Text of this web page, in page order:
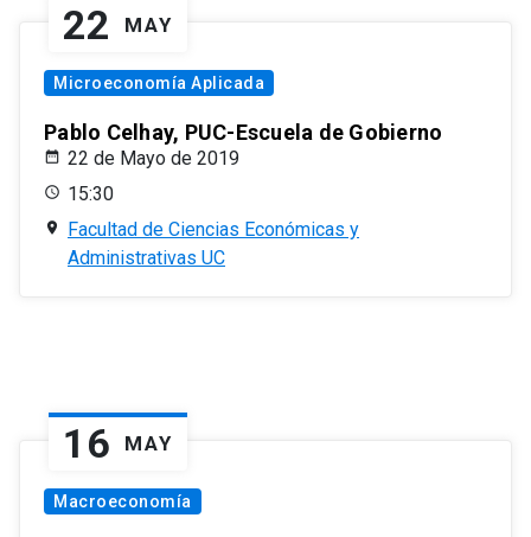
22 MAY
Microeconomía Aplicada
Pablo Celhay, PUC-Escuela de Gobierno
22 de Mayo de 2019
15:30
Facultad de Ciencias Económicas y
Administrativas UC
16 MAY
Macroeconomía